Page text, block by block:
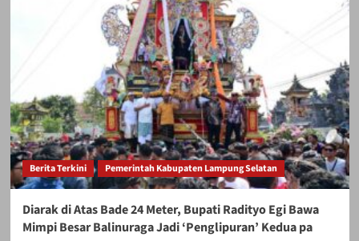
Berita Terkini Pemerintah Kabupaten Lampung Selatan
Diarak di Atas Bade 24 Meter, Bupati Radityo Egi Bawa
Mimpi Besar Balinuraga Jadi ‘Penglipuran’ Kedua pa